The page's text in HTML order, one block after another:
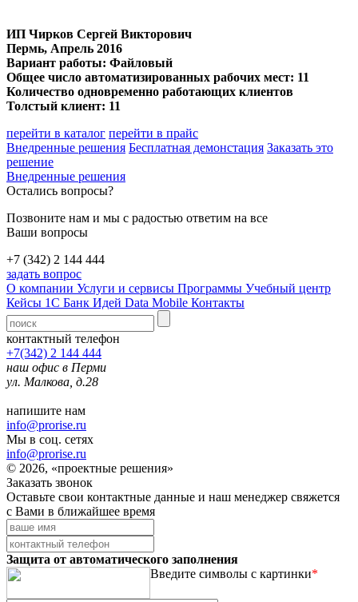
ИП Чирков Сергей Викторович
Пермь, Апрель 2016
Вариант работы: Файловый
Общее число автоматизированных рабочих мест: 11
Количество одновременно работающих клиентов
Толстый клиент: 11
перейти в каталог перейти в прайс
Внедренные решения Бесплатная демонстация Заказать это
решение
Внедренные решения
Остались вопросы?
Позвоните нам и мы с радостью ответим на все
Ваши вопросы
+7 (342) 2 144 444
задать вопрос
О компании Услуги и сервисы Программы Учебный центр
Кейсы 1С Банк Идей Data Mobile Контакты
контактный телефон
+7(342) 2 144 444
наш офис в Перми
ул. Малкова, д.28
напишите нам
info@prorise.ru
Мы в соц. сетях
info@prorise.ru
© 2026, «проектные решения»
Заказать звонок
Оставьте свои контактные данные и наш менеджер свяжется
с Вами в ближайшее время
Защита от автоматического заполнения
Введите символы с картинки*